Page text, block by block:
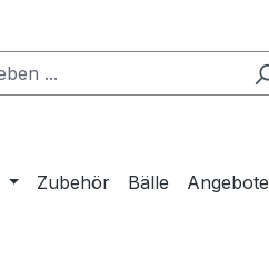
Zubehör Bälle Angebote